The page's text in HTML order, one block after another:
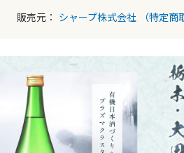
販売元： シャープ株式会社 （特定